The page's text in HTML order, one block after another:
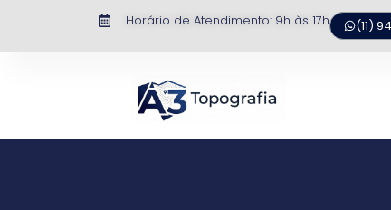
Horário de Atendimento: 9h às 17h​ (11)